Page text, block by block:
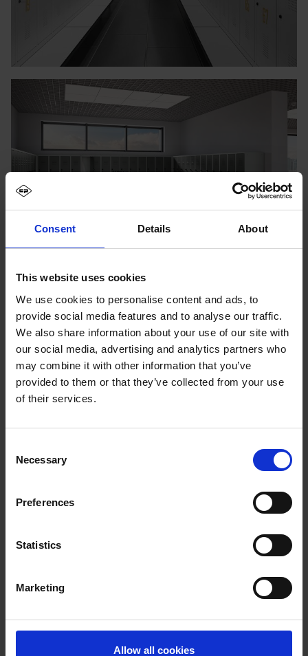
Consent Details About
This website uses cookies
We use cookies to personalise content and ads, to
provide social media features and to analyse our traffic.
We also share information about your use of our site with
our social media, advertising and analytics partners who
may combine it with other information that you’ve
provided to them or that they’ve collected from your use
of their services.
Selection
Necessary
Preferences
Statistics
Marketing
Allow all cookies